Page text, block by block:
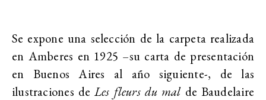
Se expone una selección de la carpeta realizada
en Amberes en 1925 –su carta de presentación
en Buenos Aires al año siguiente-, de las
ilustraciones deLes fleurs du malde Baudelaire